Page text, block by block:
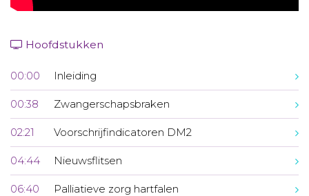
Hoofdstukken
00:00 Inleiding
00:38 Zwangerschapsbraken
02:21 Voorschrijfindicatoren DM2
04:44 Nieuwsflitsen
06:40 Palliatieve zorg hartfalen